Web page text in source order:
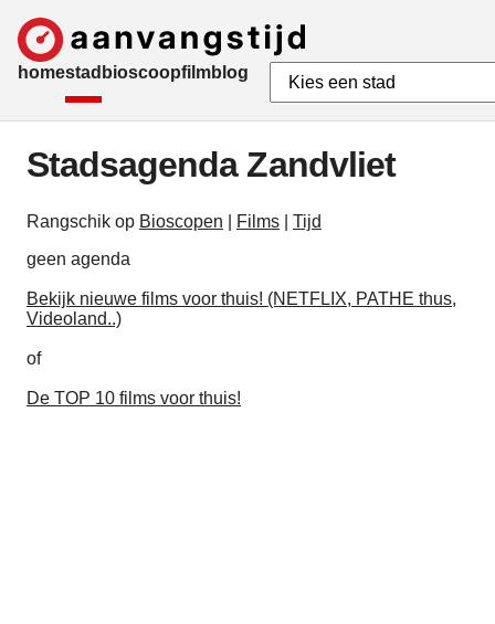
homestad bioscoopfilmblog
Stadsagenda Zandvliet
Rangschik op Bioscopen Films
Tijd
geen agenda
Bekijk nieuwe films voor thuis! (NETFLIX, PATHE thus,
Videoland..)
of
De TOP 10 films voor thuis!